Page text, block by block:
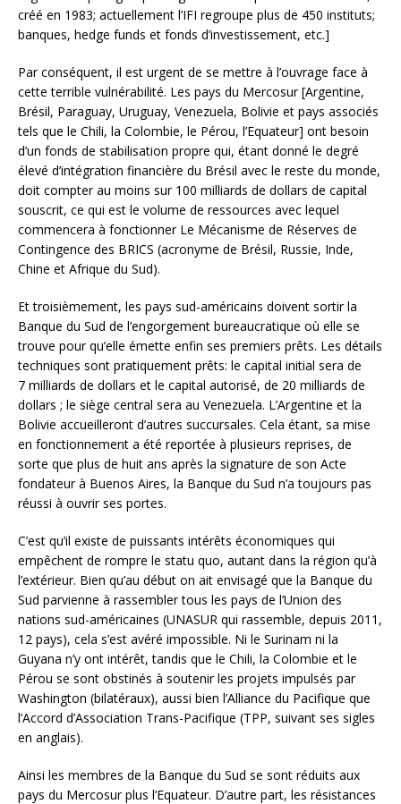
créé en 1983; actuellement l’IFI regroupe plus de 450 instituts;
banques, hedge funds et fonds d’investissement, etc.]
Par conséquent, il est urgent de se mettre à l’ouvrage face à
cette terrible vulnérabilité. Les pays du Mercosur [Argentine,
Brésil, Paraguay, Uruguay, Venezuela, Bolivie et pays associés
tels que le Chili, la Colombie, le Pérou, l’Equateur] ont besoin
d’un fonds de stabilisation propre qui, étant donné le degré
élevé d’intégration financière du Brésil avec le reste du monde,
doit compter au moins sur 100 milliards de dollars de capital
souscrit, ce qui est le volume de ressources avec lequel
commencera à fonctionner Le Mécanisme de Réserves de
Contingence des BRICS (acronyme de Brésil, Russie, Inde,
Chine et Afrique du Sud).
Et troisièmement, les pays sud-américains doivent sortir la
Banque du Sud de l’engorgement bureaucratique où elle se
trouve pour qu’elle émette enfin ses premiers prêts. Les détails
techniques sont pratiquement prêts: le capital initial sera de
7 milliards de dollars et le capital autorisé, de 20 milliards de
dollars ; le siège central sera au Venezuela. L’Argentine et la
Bolivie accueilleront d’autres succursales. Cela étant, sa mise
en fonctionnement a été reportée à plusieurs reprises, de
sorte que plus de huit ans après la signature de son Acte
fondateur à Buenos Aires, la Banque du Sud n’a toujours pas
réussi à ouvrir ses portes.
C’est qu’il existe de puissants intérêts économiques qui
empêchent de rompre le statu quo, autant dans la région qu’à
l’extérieur. Bien qu’au début on ait envisagé que la Banque du
Sud parvienne à rassembler tous les pays de l’Union des
nations sud-américaines (UNASUR qui rassemble, depuis 2011,
12 pays), cela s’est avéré impossible. Ni le Surinam ni la
Guyana n’y ont intérêt, tandis que le Chili, la Colombie et le
Pérou se sont obstinés à soutenir les projets impulsés par
Washington (bilatéraux), aussi bien l’Alliance du Pacifique que
l’Accord d’Association Trans-Pacifique (TPP, suivant ses sigles
en anglais).
Ainsi les membres de la Banque du Sud se sont réduits aux
pays du Mercosur plus l’Equateur. D’autre part, les résistances